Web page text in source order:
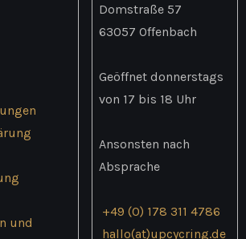
und
Domstraße 57
63057 Offenbach
Geöffnet donnerstags
von 17 bis 18 Uhr
Ansonsten nach
Absprache
+49 (0) 178 311 4786
hallo(at)upcycring.de